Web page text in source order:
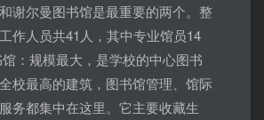
谢尔曼图书馆是最重要的两个。整
作人员共41人，其中专业馆员14
：规模最大，是学校的中心图书
校最高的建筑，图书馆管理、馆际
务都集中在这里。它主要收藏生